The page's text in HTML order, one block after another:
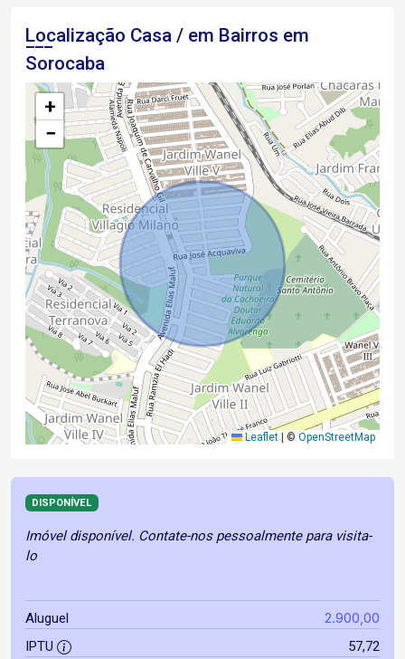
Localização Casa / em Bairros em
Sorocaba
+
−
Leaflet © OpenStreetMap
DISPONÍVEL
Imóvel disponível. Contate-nos pessoalmente para visita-
lo
Aluguel 2.900,00
IPTU 57,72